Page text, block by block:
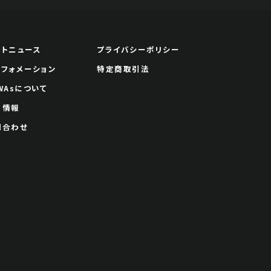
ニュース
ォメーション
について
報
わせ
プライバシーポリシー
特定商取引法